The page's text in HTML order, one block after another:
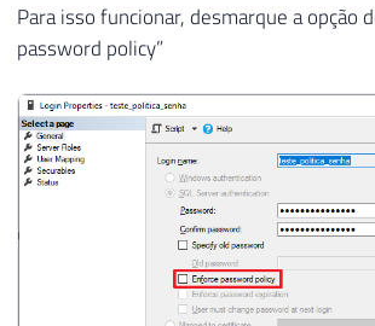
Para isso funcionar, desmarque a opção
password policy”